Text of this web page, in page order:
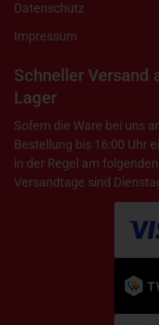
Datenschutz
Impressum
Schneller Versand
Lager
Sofern die Ware bei uns
Bestellung bis 16:00 Uhr
in der Regel am
Versandtage sind